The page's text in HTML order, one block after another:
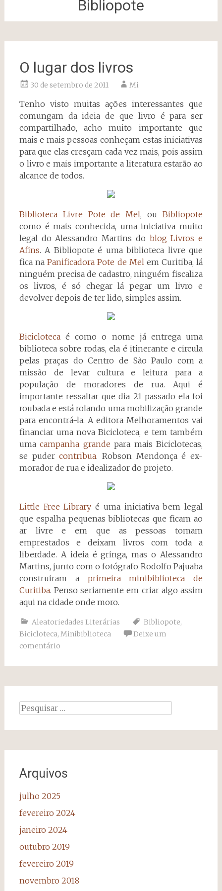
Bibliopote
O lugar dos livros
30 de setembro de 2011 Mi
Tenho visto muitas ações interessantes que
comungam da ideia de que livro é para ser
compartilhado, acho muito importante que
mais e mais pessoas conheçam estas iniciativas
para que elas cresçam cada vez mais, pois assim
o livro e mais importante a literatura estarão ao
alcance de todos.
Biblioteca Livre Pote de Mel, ouBibliopote
como é mais conhecida, uma iniciativa muito
legal do Alessandro Martins do blog Livros e
Afins. A Bibliopote é uma biblioteca livre que
fica naPanificadora Pote de Melem Curitiba, lá
ninguém precisa de cadastro, ninguém fiscaliza
os livros, é só chegar lá pegar um livro e
devolver depois de ter lido, simples assim.
Biciclotecaé como o nome já entrega uma
biblioteca sobre rodas, ela é itinerante e circula
pelas praças do Centro de São Paulo com a
missão de levar cultura e leitura para a
população de moradores de rua. Aqui é
importante ressaltar que dia 21 passado ela foi
roubada e está rolando uma mobilização grande
para encontrá-la. A editora Melhoramentos vai
financiar uma nova Bicicloteca, e tem também
umacampanha grande para mais Biciclotecas,
se pudercontribua. Robson Mendonça é ex-
morador de rua e idealizador do projeto.
Little Free Library é uma iniciativa bem legal
que espalha pequenas bibliotecas que ficam ao
ar livre e em que as pessoas tomam
emprestados e deixam livros com toda a
liberdade. A ideia é gringa, mas o Alessandro
Martins, junto com o fotógrafo Rodolfo Pajuaba
construiram a primeira minibiblioteca de
Curitiba. Penso seriamente em criar algo assim
aqui na cidade onde moro.
Aleatoriedades Literárias Bibliopote,
Bicicloteca, Minibiblioteca
Deixe um
comentário
Pesquisar
Arquivos
julho 2025
fevereiro 2024
janeiro 2024
outubro 2019
fevereiro 2019
novembro 2018